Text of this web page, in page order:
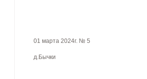
01 марта 2024г. № 5
д.Бычки